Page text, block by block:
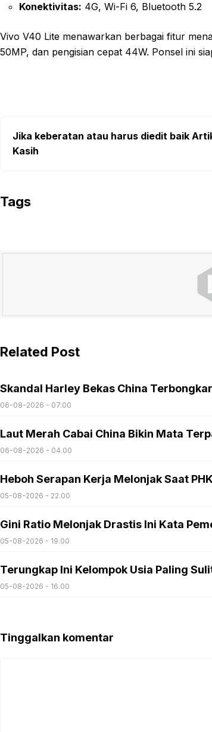
Konektivitas: 4G, Wi-Fi 6, Bluetooth 5.2
Vivo V40 Lite menawarkan berbagai fitur
50MP, dan pengisian cepat 44W. Ponsel ini
Jika keberatan atau harus diedit baik
Kasih
Tags
Related Post
Skandal Harley Bekas China
06-08-2026 - 07.00
Laut Merah Cabai China Bikin Mata
06-08-2026 - 04.00
Heboh Serapan Kerja Melonjak Saat
05-08-2026 - 22.00
Gini Ratio Melonjak Drastis Ini Kata
05-08-2026 - 19.00
Terungkap Ini Kelompok Usia Paling
05-08-2026 - 16.00
Tinggalkan komentar